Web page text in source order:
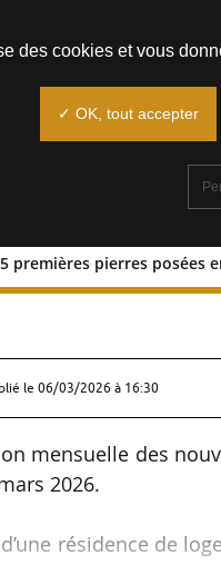
pierres posées
sur 5
le 06/03/2026 à 16:30
mensuelle des
2026.
résidence de
des cookies et vous
✓ OK, tout accepter